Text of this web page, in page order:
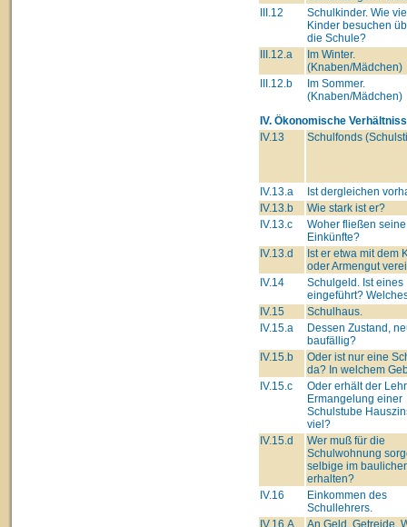
III.12
Schulkinder. Wie
Kinder besuchen
die Schule?
III.12.a
Im Winter.
(Knaben/Mädchen)
III.12.b
Im Sommer.
(Knaben/Mädchen)
IV. Ökonomische
IV.13
Schulfonds
IV.13.a
Ist dergleichen
IV.13.b
Wie stark ist er?
IV.13.c
Woher fließen seine
Einkünfte?
IV.13.d
Ist er etwa mit dem
oder Armengut
IV.14
Schulgeld. Ist eines
eingeführt?
IV.15
Schulhaus.
IV.15.a
Dessen Zustand,
baufällig?
IV.15.b
Oder ist nur eine
da? In welchem
IV.15.c
Oder erhält der
Ermangelung einer
Schulstube
viel?
IV.15.d
Wer muß für die
Schulwohnung
selbige im
erhalten?
IV.16
Einkommen des
Schullehrers.
IV.16.A
An Geld, Getreide,